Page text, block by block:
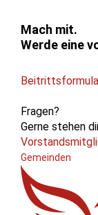
Mach mit.
Werde eine
Fragen?
Gerne stehen
Gemeinden